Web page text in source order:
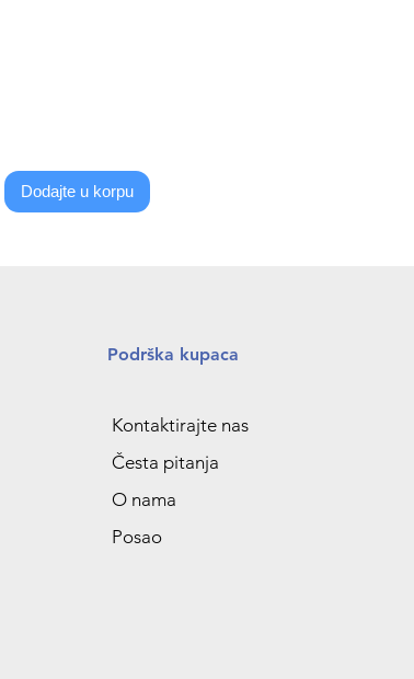
Dodajte u korpu
Podrška kupaca
Kontaktirajte nas
Česta pitanja
O nama
Posao